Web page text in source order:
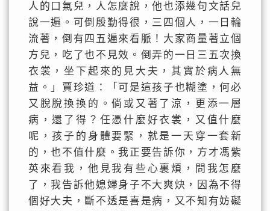
人的口氣兒，人怎麼說，他也添幾句文話兒
說一遍。可倒殷勤得很，三四個人，一日輪
流著，倒有四五遍來看脈！大家商量著立個
方兒，吃了也不見效。倒弄的一日三五次換
衣裳，坐下起來的見大夫，其實於病人無
益。」賈珍道：「可是這孩子也糊塗，何必
又脫脫換換的。倘或又著了涼，更添一層
病，還了得？任憑什麼好衣裳，又值什麼
呢，孩子的身體要緊，就是一天穿一套新
的，也不值什麼。我正要告訴你，方才馮紫
英來看我，他見我有些心裏煩，問我怎麼
了，我告訴他媳婦身子不大爽炔，因為不得
個好大夫，斷不透是喜是病，又不知有妨礙